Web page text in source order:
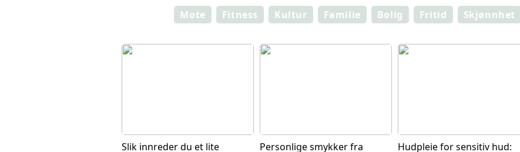
Mote Fitness Kultur Familie Bolig Fritid Skjønnhet
Slik innreder du et lite Personlige smykker fra Hudpleie for sensitiv hud: